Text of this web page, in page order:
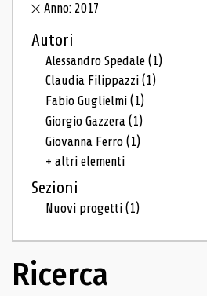
Anno: 2017
Autori
Alessandro Spedale(1)
Claudia Filippazzi(1)
Fabio Guglielmi(1)
Giorgio Gazzera(1)
Giovanna Ferro(1)
+ altri elementi
Sezioni
Nuovi progetti(1)
Ricerca